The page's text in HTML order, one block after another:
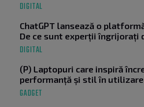
DIGITAL
ChatGPT lansează o
De ce sunt experții îngrijorați
DIGITAL
(P) Laptopuri care inspiră
performanță și stil în
GADGET